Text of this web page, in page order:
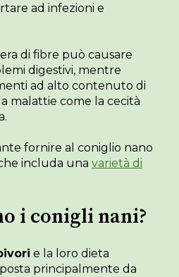
ad infezioni e
di fibre può causare
digestivi, mentre
ad alto contenuto di
malattie come la cecità
fornire al coniglio nano
includa una varietà di
i conigli nani?
e la loro dieta
principalmente da